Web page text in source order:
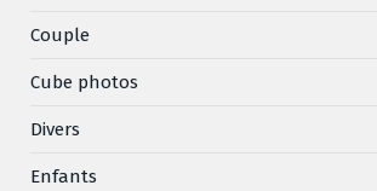
Couple
Cube photos
Divers
Enfants